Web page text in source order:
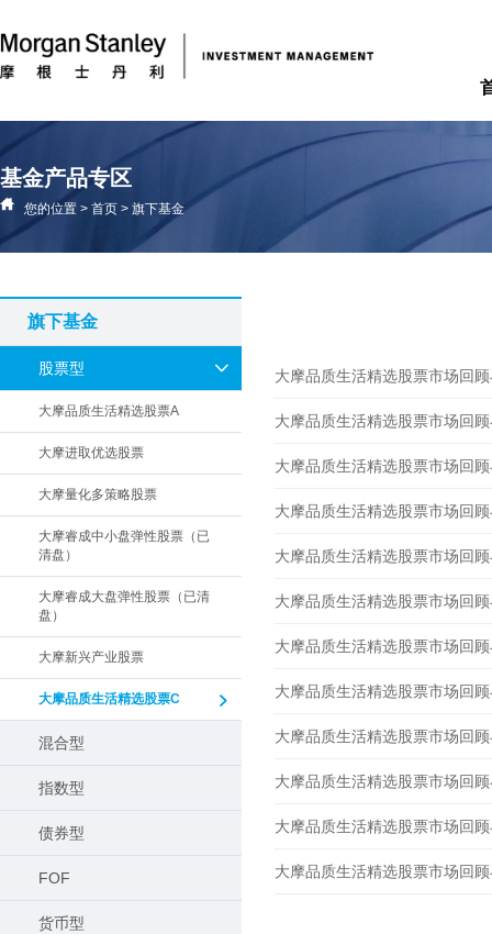
基金产品专区
您的位置 > 首页 > 旗下基金
旗下基金
股票型
大摩品质生活精选股票A
大摩进取优选股票
大摩量化多策略股票
大摩睿成中小盘弹性股票（已
清盘）
大摩睿成大盘弹性股票（已清
盘）
大摩新兴产业股票
大摩品质生活精选股票C
混合型
指数型
债券型
FOF
货币型
大摩品质生活精选股票市场回
大摩品质生活精选股票市场回
大摩品质生活精选股票市场回
大摩品质生活精选股票市场回
大摩品质生活精选股票市场回
大摩品质生活精选股票市场回
大摩品质生活精选股票市场回
大摩品质生活精选股票市场回
大摩品质生活精选股票市场回
大摩品质生活精选股票市场回
大摩品质生活精选股票市场回
大摩品质生活精选股票市场回